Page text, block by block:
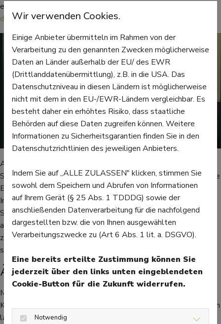
eine lähmende Hoffnungslosigkeit. Hier geht’s zum
der Deutschen Depressionshilfe →
Foto vonAshley ByrdaufUnsplash
Auch Angststörungen können den Körper in einen Zustand der
Starre versetzen. Wer ständig in Sorge lebt, verbraucht enorme
Energie für das Grübeln und die körperliche Anspannung.
Irgendwann ist der Körper so erschöpft, dass er in eine
Schutzstarre verfällt: Betroffene vermeiden dann nicht nur die
angstauslösenden Situationen, sondern ziehen sich komplett
zurück, weil selbst Alltägliches zu viel wird. Überforderung
spielt hier eine zentrale Rolle.
Äußere Faktoren
Manchmal liegt die Ursache für Antriebslosigkeit nicht im
Körper selbst, sondern in gewohnten Verhaltensweisen, die ihm
langsam die Kraft rauben. Die Ernährung ist ein klassisches
Wir verwenden Cookies.
Einige Anbieter übermitteln im Rahmen von der
Verarbeitung zu den genannten Zwecken möglicherweise
Daten an Länder außerhalb der EU/ des EWR
(Drittlanddatenübermittlung), z.B. in die USA. Das
Datenschutzniveau in diesen Ländern ist möglicherweise
nicht mit dem in den EU-/EWR-Ländern vergleichbar. Es
besteht daher ein erhöhtes Risiko, dass staatliche
Behörden auf diese Daten zugreifen können. Weitere
Informationen zu Sicherheitsgarantien finden Sie in den
Datenschutzrichtlinien des jeweiligen Anbieters.
Indem Sie auf „ALLE ZULASSEN" klicken, stimmen Sie
sowohl dem Speichern und Abrufen von Informationen
auf Ihrem Gerät (§ 25 Abs. 1 TDDDG) sowie der
anschließenden Datenverarbeitung für die nachfolgend
dargestellten bzw. die von Ihnen ausgewählten
Verarbeitungszwecke zu (Art 6 Abs. 1 lit. a. DSGVO).
Eine bereits erteilte Zustimmung können Sie
jederzeit über den links unten eingeblendeten
Cookie-Button für die Zukunft widerrufen.
Notwendig